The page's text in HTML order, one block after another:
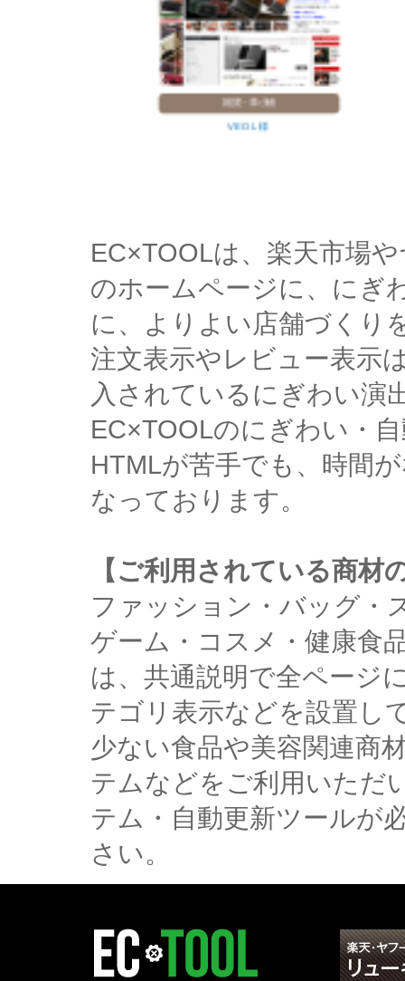
雑貨・革小物
VEOL 様
EC×TOOLは、楽天市場
のホームページに、にぎ
に、よりよい店舗づくり
注文表示やレビュー表示
入されているにぎわい演
EC×TOOLのにぎわい・
HTMLが苦手でも、時間
なっております。
【ご利用されている商材
ファッション・バッグ・
ゲーム・コスメ・健康食
は、共通説明で全ページ
テゴリ表示などを設置し
少ない食品や美容関連商
テムなどをご利用いただ
テム・自動更新ツールが
さい。